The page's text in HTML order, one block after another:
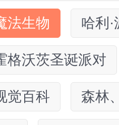
法生物 哈利
格沃茨圣诞派对
觉百科 森林